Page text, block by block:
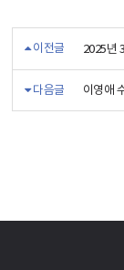
이전글 2025년
다음글 이영애